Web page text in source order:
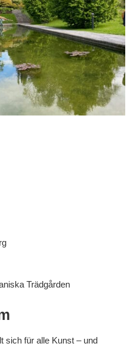
Trädgården
sich für alle Kunst – und